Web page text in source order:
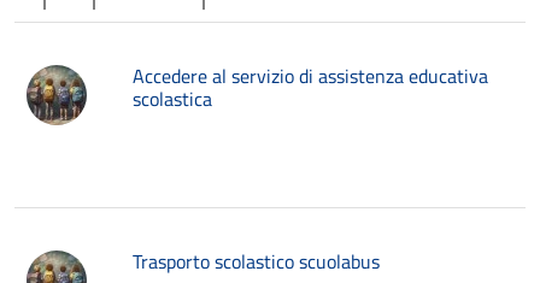
Accedere al servizio di assistenza educativa
scolastica
Trasporto scolastico scuolabus